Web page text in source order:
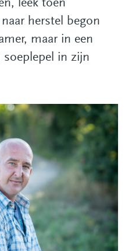
leek toen
herstel begon
maar in een
in zijn